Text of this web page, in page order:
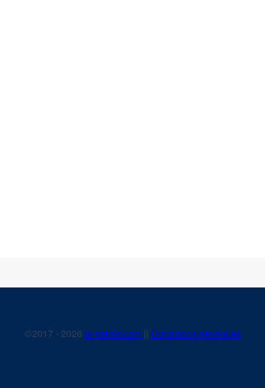
©2017 - 2026 la-mairie.com || Conditions générales